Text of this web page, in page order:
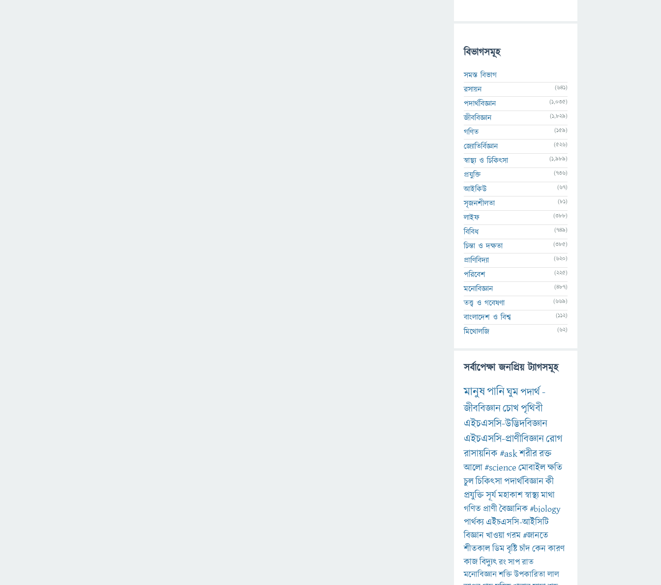
বিভাগসমূহ
সমস্ত বিভাগ
রসায়ন
(641)
পদার্থবিজ্ঞান (1,035)
জীববিজ্ঞান (1,829)
গণিত (159)
জ্যোতির্বিজ্ঞান (526)
স্বাস্থ্য ও চিকিৎসা (1,989)
প্রযুক্তি (736)
আইকিউ (67)
সৃজনশীলতা (81)
লাইফ (388)
বিবিধ (749)
চিন্তা ও দক্ষতা (385)
প্রাণিবিদ্যা (620)
পরিবেশ (225)
মনোবিজ্ঞান (487)
তত্ত্ব ও গবেষণা (669)
বাংলাদেশ ও বিশ্ব (112)
মিথোলজি (62)
সর্বাপেক্ষা জনপ্রিয় ট্যাগসমূহ
মানুষপানিঘুমপদার্থ-
জীববিজ্ঞানচোখপৃথিবী
এইচএসসি-উদ্ভিদবিজ্ঞান
এইচএসসি-প্রাণীবিজ্ঞানরোগ
রাসায়নিক#askশরীররক্ত
আলো#scienceমোবাইলক্ষতি
চুলচিকিৎসাপদার্থবিজ্ঞানকী
প্রযুক্তিসূর্যমহাকাশস্বাস্থ্যমাথা
গণিত প্রাণীবৈজ্ঞানিক#biology
পার্থক্য এইচএসসি-আইসিটি
বিজ্ঞানখাওয়াগরম#জানতে
শীতকালডিমবৃষ্টিচাঁদকেনকারণ
কাজবিদ্যুৎরংসাপরাত
মনোবিজ্ঞানশক্তিউপকারিতালাল